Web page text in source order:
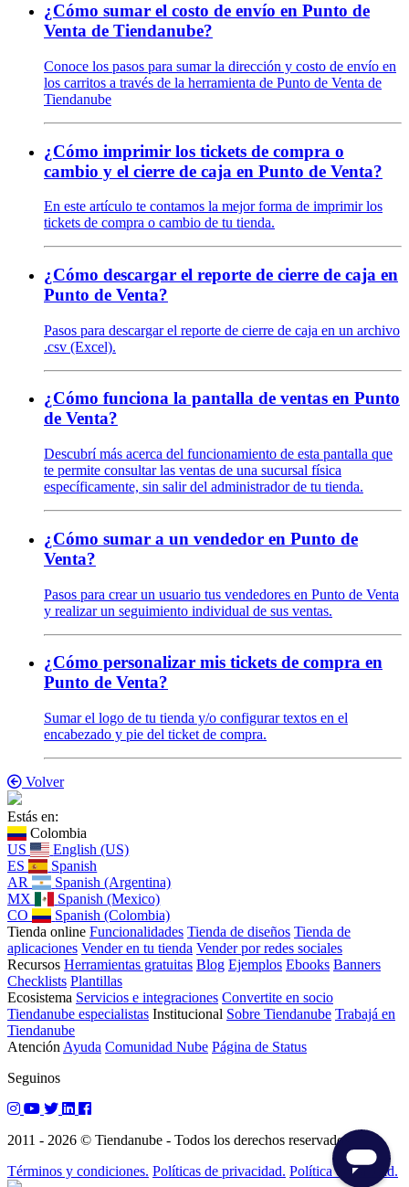
¿Cómo sumar el costo de envío en Punto de
Venta de Tiendanube?
Conoce los pasos para sumar la dirección y costo de envío en
los carritos a través de la herramienta de Punto de Venta de
Tiendanube
¿Cómo imprimir los tickets de compra o
cambio y el cierre de caja en Punto de Venta?
En este artículo te contamos la mejor forma de imprimir los
tickets de compra o cambio de tu tienda.
¿Cómo descargar el reporte de cierre de caja en
Punto de Venta?
Pasos para descargar el reporte de cierre de caja en un archivo
.csv (Excel).
¿Cómo funciona la pantalla de ventas en Punto
de Venta?
Descubrí más acerca del funcionamiento de esta pantalla que
te permite consultar las ventas de una sucursal física
específicamente, sin salir del administrador de tu tienda.
¿Cómo sumar a un vendedor en Punto de
Venta?
Pasos para crear un usuario tus vendedores en Punto de Venta
y realizar un seguimiento individual de sus ventas.
¿Cómo personalizar mis tickets de compra en
Punto de Venta?
Sumar el logo de tu tienda y/o configurar textos en el
encabezado y pie del ticket de compra.
Volver
Estás en:
Colombia
US
English (US)
ES
Spanish
AR
Spanish (Argentina)
MX
Spanish (Mexico)
CO
Spanish (Colombia)
Tienda online Funcionalidades Tienda de diseños Tienda de
aplicaciones Vender en tu tienda Vender por redes sociales
Recursos Herramientas gratuitas Blog Ejemplos Ebooks Banners
Checklists Plantillas
Ecosistema Servicios e integraciones Convertite en socio
Tiendanube especialistas Institucional Sobre Tiendanube Trabajá en
Tiendanube
Atención Ayuda Comunidad Nube Página de Status
Seguinos
2011 - 2026 © Tiendanube - Todos los derechos reservados.
Términos y condiciones. Políticas de privacidad. Política de calidad.